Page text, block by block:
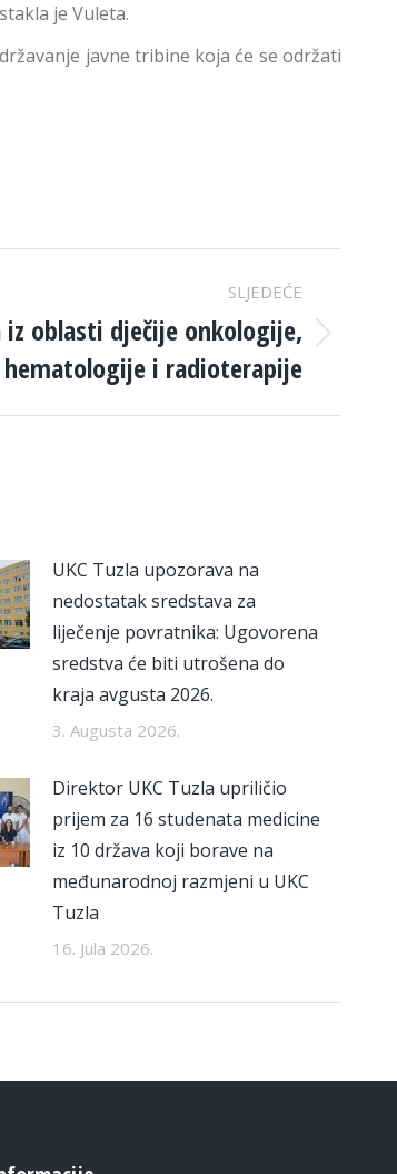
je Vuleta.
javne tribine koja će se održati
SLJEDEĆE
iz oblasti dječije onkologije,
hematologije i radioterapije
UKC Tuzla upozorava na
nedostatak sredstava za
liječenje povratnika: Ugovorena
sredstva će biti utrošena do
kraja avgusta 2026.
3. Augusta 2026.
Direktor UKC Tuzla upriličio
prijem za 16 studenata medicine
iz 10 država koji borave na
međunarodnoj razmjeni u UKC
Tuzla
16. Jula 2026.